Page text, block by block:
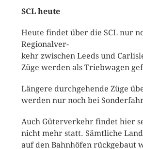
SCL heute
Heute findet über die SCL nur
Regionalver-
kehr zwischen Leeds und
Züge werden als Triebwagen
Längere durchgehende Züge
werden nur noch bei
Auch Güterverkehr findet hier
nicht mehr statt. Sämtliche
auf den Bahnhöfen rückgebaut